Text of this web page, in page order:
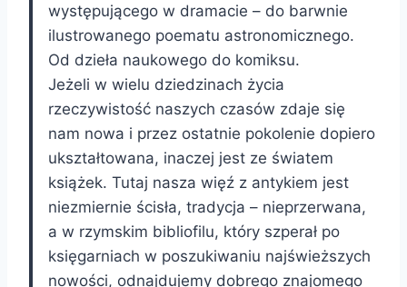
występującego w dramacie – do barwnie
ilustrowanego poematu astronomicznego.
Od dzieła naukowego do komiksu.
Jeżeli w wielu dziedzinach życia
rzeczywistość naszych czasów zdaje się
nam nowa i przez ostatnie pokolenie dopiero
ukształtowana, inaczej jest ze światem
książek. Tutaj nasza więź z antykiem jest
niezmiernie ścisła, tradycja – nieprzerwana,
a w rzymskim bibliofilu, który szperał po
księgarniach w poszukiwaniu najświeższych
nowości, odnajdujemy dobrego znajomego